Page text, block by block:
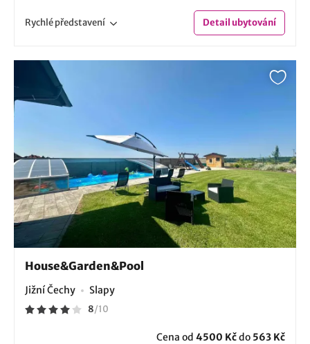
Rychlépředstavení Detailubytování
House&Garden&Pool
Jižní Čechy Slapy
8/10
Cena od 4500 Kčdo 563 Kč